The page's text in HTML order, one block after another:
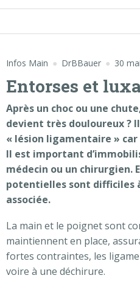
Infos Main DrBBauer 30
Entorses et
Après un choc ou une
devient très douloureux ?
« lésion ligamentaire »
Il est important
médecin ou un chirurgien.
potentielles sont difficiles
associée.
La main et le poignet sont
maintiennent en place,
fortes contraintes, les
voire à une déchirure.